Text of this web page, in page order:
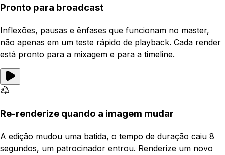
Pronto para broadcast
Inflexões, pausas e ênfases que funcionam no master,
não apenas em um teste rápido de playback. Cada render
está pronto para a mixagem e para a timeline.
Re-renderize quando a imagem mudar
A edição mudou uma batida, o tempo de duração caiu 8
segundos, um patrocinador entrou. Renderize um novo